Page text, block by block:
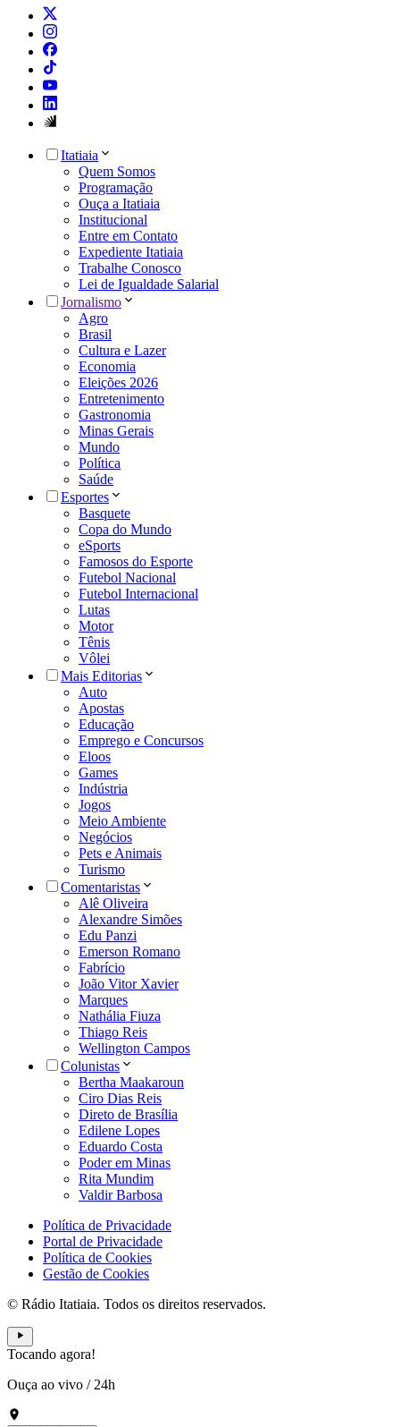
Itatiaia
Quem Somos
Programação
Ouça a Itatiaia
Institucional
Entre em Contato
Expediente Itatiaia
Trabalhe Conosco
Lei de Igualdade Salarial
Jornalismo
Agro
Brasil
Cultura e Lazer
Economia
Eleições 2026
Entretenimento
Gastronomia
Minas Gerais
Mundo
Política
Saúde
Esportes
Basquete
Copa do Mundo
eSports
Famosos do Esporte
Futebol Nacional
Futebol Internacional
Lutas
Motor
Tênis
Vôlei
Mais Editorias
Auto
Apostas
Educação
Emprego e Concursos
Eloos
Games
Indústria
Jogos
Meio Ambiente
Negócios
Pets e Animais
Turismo
Comentaristas
Alê Oliveira
Alexandre Simões
Edu Panzi
Emerson Romano
Fabrício
João Vitor Xavier
Marques
Nathália Fiuza
Thiago Reis
Wellington Campos
Colunistas
Bertha Maakaroun
Ciro Dias Reis
Direto de Brasília
Edilene Lopes
Eduardo Costa
Poder em Minas
Rita Mundim
Valdir Barbosa
Política de Privacidade
Portal de Privacidade
Política de Cookies
Gestão de Cookies
© Rádio Itatiaia. Todos os direitos reservados.
Tocando agora!
Ouça ao vivo / 24h